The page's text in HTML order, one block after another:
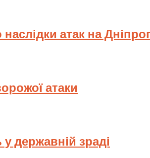
атак на
атаки
державній зраді